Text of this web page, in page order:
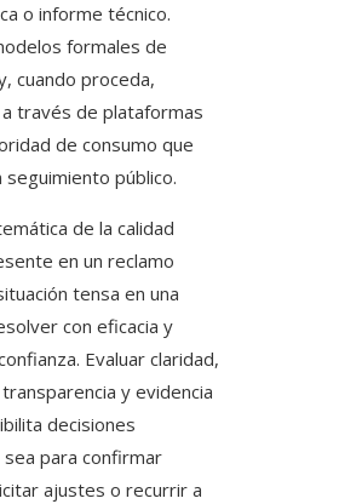
o informe técnico.
formales de
cuando proceda,
a través de plataformas
de consumo que
público.
de la calidad
en un reclamo
tensa en una
con eficacia y
Evaluar claridad,
y evidencia
decisiones
sea para confirmar
ajustes o recurrir a